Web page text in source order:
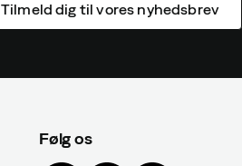
Tilmeld dig til vores nyhedsbrev
Følg os